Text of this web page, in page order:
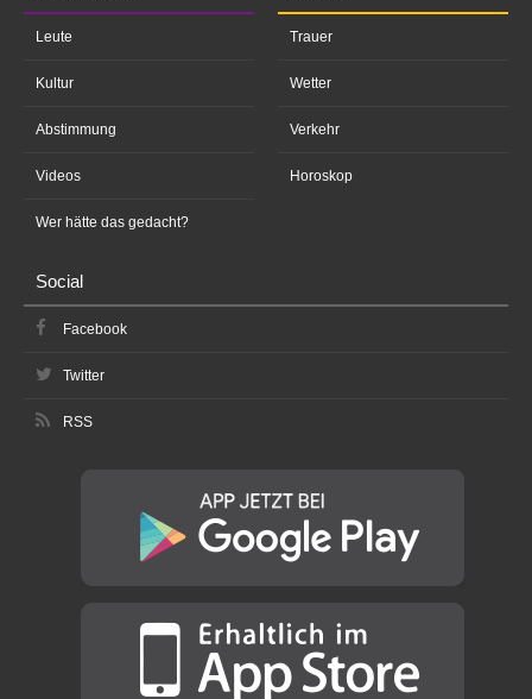
Leute
Kultur
Abstimmung
Videos
Wer hätte das gedacht?
Trauer
Wetter
Verkehr
Horoskop
Social
Facebook
Twitter
RSS